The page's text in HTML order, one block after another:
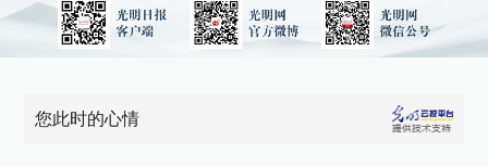
您此时的心情